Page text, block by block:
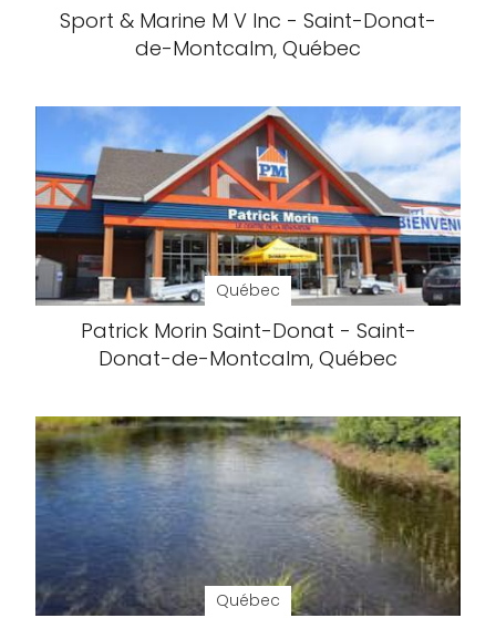
Sport & Marine M V Inc - Saint-Donat-
de-Montcalm, Québec
Québec
Patrick Morin Saint-Donat - Saint-
Donat-de-Montcalm, Québec
Québec